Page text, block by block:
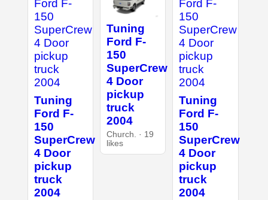
Tuning
Ford F-
150
SuperCrew
4 Door
pickup
truck
2004
Tuning
Ford F-
150
SuperCrew
4 Door
pickup
truck
2004
Church. · 19
likes
Tuning
Ford F-
150
SuperCrew
4 Door
pickup
truck
2004